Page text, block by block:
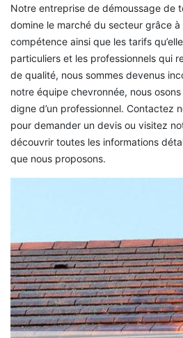
Notre entreprise de démoussage de
domine le marché du secteur grâce à
compétence ainsi que les tarifs
particuliers et les professionnels qui
de qualité, nous sommes devenus
notre équipe chevronnée, nous
digne d’un professionnel. Contactez
pour demander un devis ou visitez
découvrir toutes les informations
que nous proposons.